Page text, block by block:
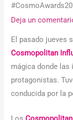
Deja un
El pasado jueves
Cosmopolitan
mágica donde las
protagonistas.
conducida por la